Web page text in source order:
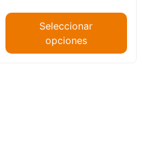
Seleccionar
opciones